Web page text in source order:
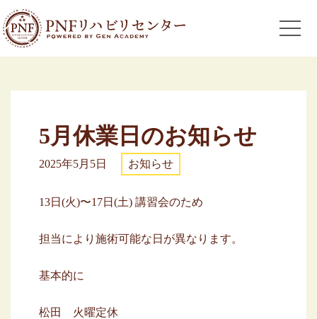
5月休業日のお知らせ
2025年5月5日 お知らせ
13日(火)〜17日(土) 講習会のため
担当により施術可能な日が異なります。
基本的に
松田 火曜定休